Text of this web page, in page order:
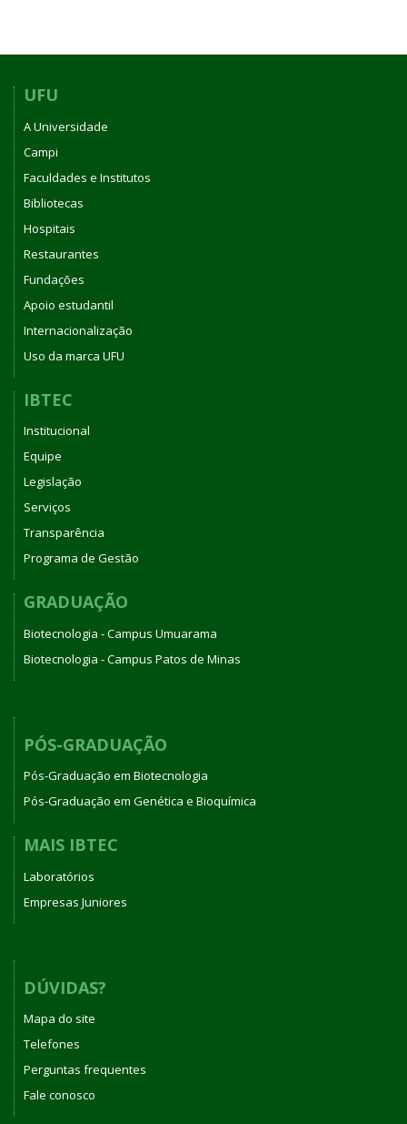
UFU
A Universidade
Campi
Faculdades e Institutos
Bibliotecas
Hospitais
Restaurantes
Fundações
Apoio estudantil
Internacionalização
Uso da marca UFU
IBTEC
Institucional
Equipe
Legislação
Serviços
Transparência
Programa de Gestão
GRADUAÇÃO
Biotecnologia - Campus Umuarama
Biotecnologia - Campus Patos de Minas
PÓS-GRADUAÇÃO
Pós-Graduação em Biotecnologia
Pós-Graduação em Genética e Bioquímica
MAIS IBTEC
Laboratórios
Empresas Juniores
DÚVIDAS?
Mapa do site
Telefones
Perguntas frequentes
Fale conosco